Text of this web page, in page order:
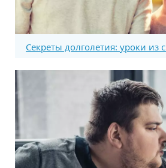
Секреты долголетия: уроки из